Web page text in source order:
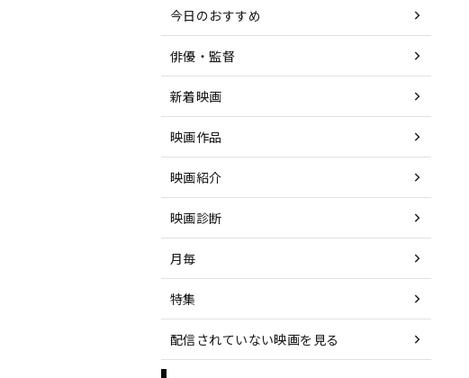
今日のおすすめ
俳優・監督
新着映画
映画作品
映画紹介
映画診断
月毎
特集
配信されていない映画を見る